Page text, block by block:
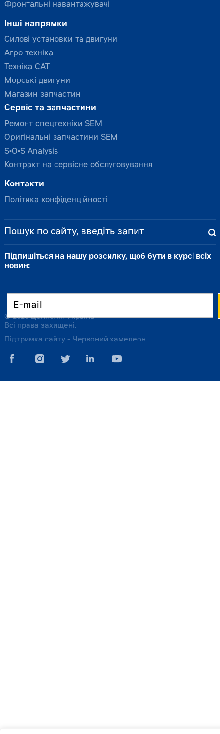
Фронтальні навантажувачі
Інші напрямки
Силові установки та двигуни
Агро техніка
Техніка CAT
Морські двигуни
Магазин запчастин
Сервіс та запчастини
Ремонт спецтехніки SEM
Оригінальні запчастини SEM
S•O•S Analysis
Контракт на сервісне обслуговування
Контакти
Політика конфіденційності
Підпишіться на нашу розсилку, щоб бути в курсі всіх
новин:
© 2026 Цеппелін Україна
Всі права захищені.
Підтримка сайту - Червоний хамелеон